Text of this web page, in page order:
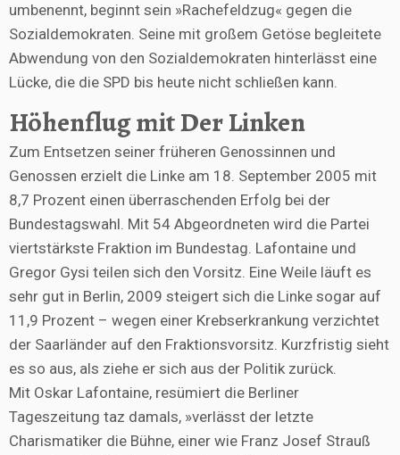
umbenennt, beginnt sein »Rachefeldzug« gegen die
Sozialdemokraten. Seine mit großem Getöse begleitete
Abwendung von den Sozialdemokraten hinterlässt eine
Lücke, die die SPD bis heute nicht schließen kann.
Höhenflug mit Der Linken
Zum Entsetzen seiner früheren Genossinnen und
Genossen erzielt die Linke am 18. September 2005 mit
8,7 Prozent einen überraschenden Erfolg bei der
Bundestagswahl. Mit 54 Abgeordneten wird die Partei
viertstärkste Fraktion im Bundestag. Lafontaine und
Gregor Gysi teilen sich den Vorsitz. Eine Weile läuft es
sehr gut in Berlin, 2009 steigert sich die Linke sogar auf
11,9 Prozent – wegen einer Krebserkrankung verzichtet
der Saarländer auf den Fraktionsvorsitz. Kurzfristig sieht
es so aus, als ziehe er sich aus der Politik zurück.
Mit Oskar Lafontaine, resümiert die Berliner
Tageszeitung taz damals, »verlässt der letzte
Charismatiker die Bühne, einer wie Franz Josef Strauß